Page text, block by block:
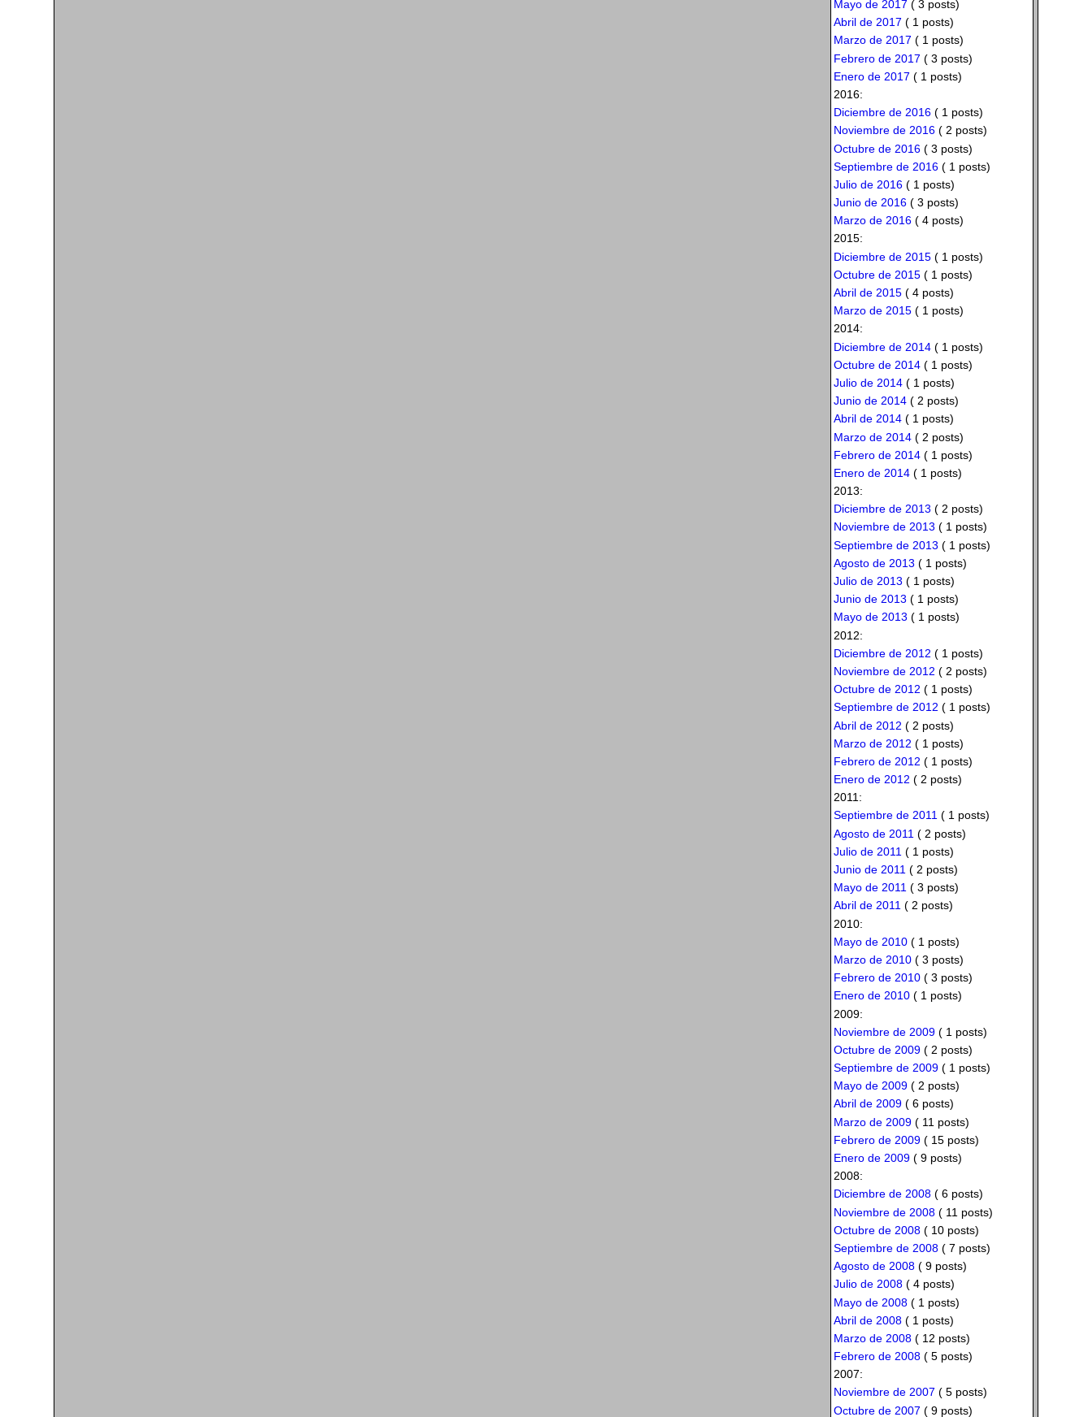
Mayo de 2017 ( 3 posts)
Abril de 2017 ( 1 posts)
Marzo de 2017 ( 1 posts)
Febrero de 2017 ( 3 posts)
Enero de 2017 ( 1 posts)
2016:
Diciembre de 2016( 1 posts)
Noviembre de 2016( 2 posts)
Octubre de 2016( 3 posts)
Septiembre de 2016( 1 posts)
Julio de 2016( 1 posts)
Junio de 2016( 3 posts)
Marzo de 2016( 4 posts)
2015:
Diciembre de 2015( 1 posts)
Octubre de 2015( 1 posts)
Abril de 2015( 4 posts)
Marzo de 2015( 1 posts)
2014:
Diciembre de 2014( 1 posts)
Octubre de 2014( 1 posts)
Julio de 2014( 1 posts)
Junio de 2014( 2 posts)
Abril de 2014( 1 posts)
Marzo de 2014( 2 posts)
Febrero de 2014( 1 posts)
Enero de 2014( 1 posts)
2013:
Diciembre de 2013 ( 2 posts)
Noviembre de 2013 ( 1 posts)
Septiembre de 2013 ( 1 posts)
Agosto de 2013 ( 1 posts)
Julio de 2013 ( 1 posts)
Junio de 2013 ( 1 posts)
Mayo de 2013 ( 1 posts)
2012:
Diciembre de 2012 ( 1 posts)
Noviembre de 2012 ( 2 posts)
Octubre de 2012 ( 1 posts)
Septiembre de 2012 ( 1 posts)
Abril de 2012 ( 2 posts)
Marzo de 2012 ( 1 posts)
Febrero de 2012 ( 1 posts)
Enero de 2012 ( 2 posts)
2011:
Septiembre de 2011( 1 posts)
Agosto de 2011 ( 2 posts)
Julio de 2011 ( 1 posts)
Junio de 2011 ( 2 posts)
Mayo de 2011 ( 3 posts)
Abril de 2011( 2 posts)
2010:
Mayo de 2010( 1 posts)
Marzo de 2010( 3 posts)
Febrero de 2010( 3 posts)
Enero de 2010( 1 posts)
2009:
Noviembre de 2009( 1 posts)
Octubre de 2009( 2 posts)
Septiembre de 2009( 1 posts)
Mayo de 2009( 2 posts)
Abril de 2009( 6 posts)
Marzo de 2009( 11 posts)
Febrero de 2009( 15 posts)
Enero de 2009( 9 posts)
2008:
Diciembre de 2008( 6 posts)
Noviembre de 2008( 11 posts)
Octubre de 2008( 10 posts)
Septiembre de 2008( 7 posts)
Agosto de 2008( 9 posts)
Julio de 2008( 4 posts)
Mayo de 2008( 1 posts)
Abril de 2008( 1 posts)
Marzo de 2008( 12 posts)
Febrero de 2008( 5 posts)
2007:
Noviembre de 2007 ( 5 posts)
Octubre de 2007 ( 9 posts)